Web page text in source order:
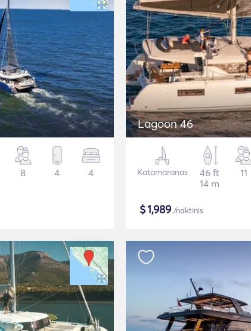
8 4 4
Lagoon 46
Katamaranas
46 ft
14 m
11
$1,989/naktinis